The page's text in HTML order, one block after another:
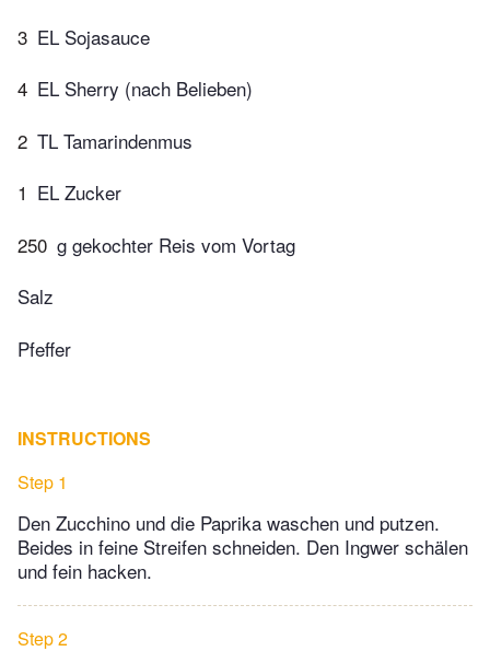
3 EL Sojasauce
4 EL Sherry (nach Belieben)
2 TL Tamarindenmus
1 EL Zucker
250 g gekochter Reis vom Vortag
Salz
Pfeffer
INSTRUCTIONS
Step 1
Den Zucchino und die Paprika waschen und putzen.
Beides in feine Streifen schneiden. Den Ingwer schälen
und fein hacken.
Step 2